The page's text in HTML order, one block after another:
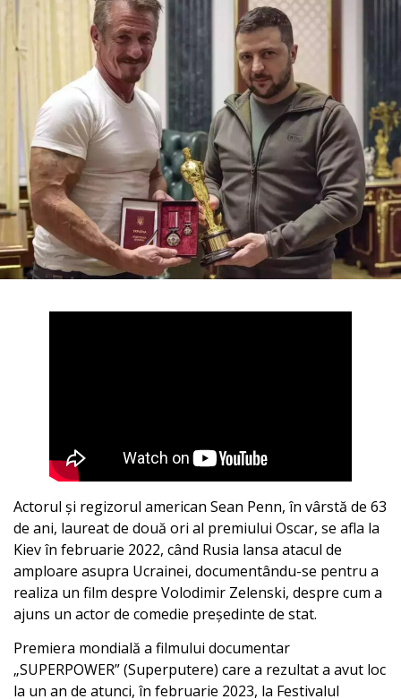
Actorul şi regizorul american Sean Penn, în vârstă de 63
de ani, laureat de două ori al premiului Oscar, se afla la
Kiev în februarie 2022, când Rusia lansa atacul de
amploare asupra Ucrainei, documentându-se pentru a
realiza un film despre Volodimir Zelenski, despre cum a
ajuns un actor de comedie președinte de stat.
Premiera mondială a filmului documentar
„SUPERPOWER” (Superputere) care a rezultat a avut loc
la un an de atunci, în februarie 2023, la Festivalul